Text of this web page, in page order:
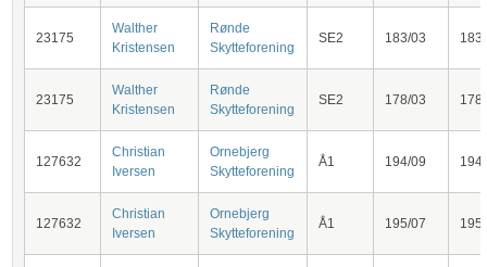
23175
Walther
Kristensen
Rønde
Skytteforening
SE2 183/03 183
23175
Walther
Kristensen
Rønde
Skytteforening
SE2 178/03 178
127632
Christian
Iversen
Ornebjerg
Skytteforening
Å1 194/09 194
127632
Christian
Iversen
Ornebjerg
Skytteforening
Å1 195/07 195